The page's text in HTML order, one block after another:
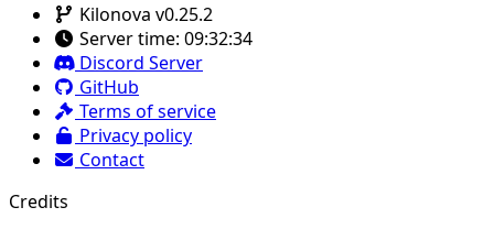
Kilonova v0.25.2
Server time: 09:32:34
Discord Server
GitHub
Terms of service
Privacy policy
Contact
Credits